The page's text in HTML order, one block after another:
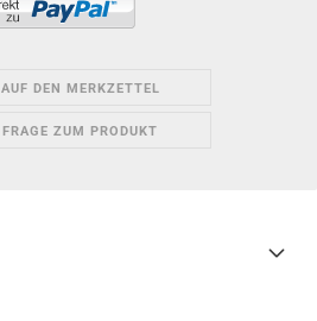
AUF DEN MERKZETTEL
FRAGE ZUM PRODUKT